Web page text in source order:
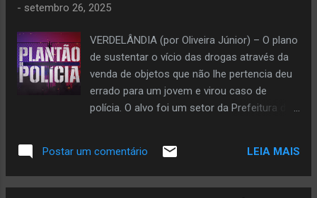
nasceu em 27 de setembro de 1933 e
concluiu a sua missão a poucos minutos de
completar 92 anos de idade. O senhor
Joaquim José prestou relevantes serviços à
comunidade de Janaúba e atuou com
dignidade e efetividade as atribuições de le...
- setembro 26, 2025
VERDELÂNDIA (por Oliveira Júnior) – O plano
de sustentar o vício das drogas através da
venda de objetos que não lhe pertencia deu
errado para um jovem e virou caso de
polícia. O alvo foi um setor da Prefeitura de
retornado à cena do crime. Ele foi
reconhecido pelo sistema de
Postar um comentário LEIA MAIS